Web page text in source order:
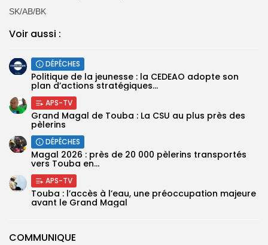
COMMUNIQUE
‎SK/AB/BK
Voir aussi :
DÉPÊCHES
Politique de la jeunesse : la CEDEAO adopte son
plan d’actions stratégiques...
APS-TV
Grand Magal de Touba : La CSU au plus près des
pèlerins
DÉPÊCHES
Magal 2026 : près de 20 000 pèlerins transportés
vers Touba en...
APS-TV
Touba : l’accès à l’eau, une préoccupation majeure
avant le Grand Magal